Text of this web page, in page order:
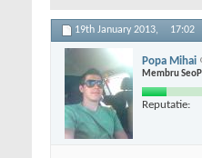
19th January 2013, 17:02
Popa Mihai
Membru
Reputatie: